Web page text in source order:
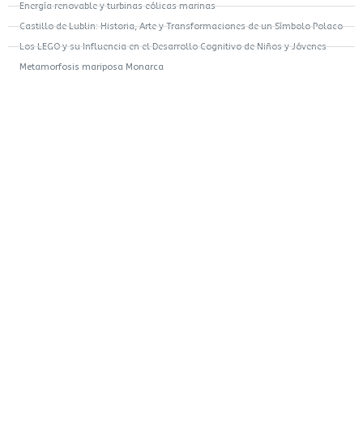
Energía renovable y turbinas eólicas marinas
Castillo de Lublin: Historia, Arte y Transformaciones de un Símbolo Polaco
Los LEGO y su Influencia en el Desarrollo Cognitivo de Niños y Jóvenes
Metamorfosis mariposa Monarca